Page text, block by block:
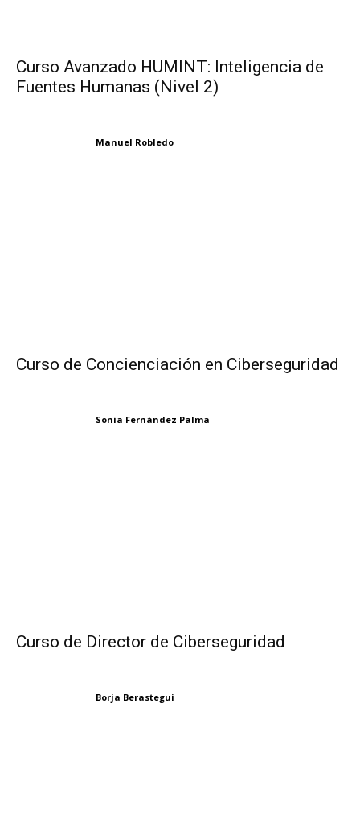
Curso Avanzado HUMINT: Inteligencia de
Fuentes Humanas (Nivel 2)
Manuel Robledo
Curso de Concienciación en Ciberseguridad
Sonia Fernández Palma
Curso de Director de Ciberseguridad
Borja Berastegui